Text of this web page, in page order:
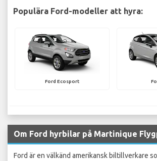
Populära Ford-modeller att hyra:
Ford Ecosport
Om Ford hyrbilar på Martinique
Ford är en välkänd amerikansk biltillverkare